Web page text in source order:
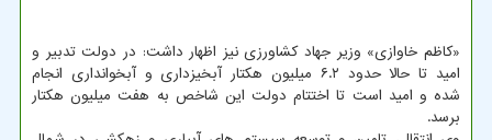
«کاظم خاوازی» وزیر جهاد کشاورزی نیز اظهار داشت: در دولت تدبیر و
امید تا حالا حدود ۶.۲ میلیون هکتار آبخیزداری و آبخوانداری انجام
شده و امید است تا اختتام دولت این شاخص به هفت میلیون هکتار
برسد.